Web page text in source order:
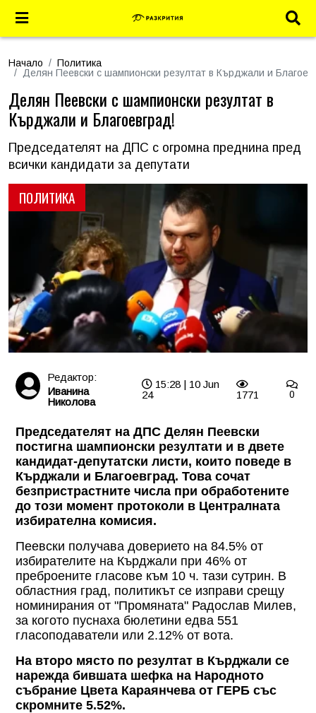
Начало
Политика
Делян Пеевски с шампионски резултат в Кърджали и
ПОЛИТИКА
Делян Пеевски с шампионски резултат в
Кърджали и Благоевград!
Председателят на ДПС с огромна преднина пред
всички кандидати за депутати
Редактор:
Иванина
Николова
15:28 | 10 Jun
24
1771 0
Председателят на ДПС Делян Пеевски
постигна шампионски резултати и в двете
кандидат-депутатски листи, които поведе в
Кърджали и Благоевград. Това сочат
безпристрастните числа при обработените
до този момент протоколи в Централната
избирателна комисия.
Пеевски получава доверието на 84.5% от
избирателите на Кърджали при 46% от
преброените гласове към 10 ч. тази сутрин. В
областния град, политикът се изправи срещу
номинирания от "Промяната" Радослав Милев,
за когото пуснаха бюлетини едва 551
гласоподаватели или 2.12% от вота.
На второ място по резултат в Кърджали се
нарежда бившата шефка на Народното
събрание Цвета Караянчева от ГЕРБ със
скромните 5.52%.